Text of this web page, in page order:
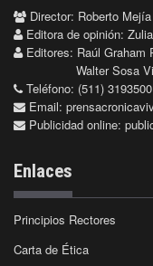
Director: Roberto
Editora de opinión:
Editores: Raúl Graham
Walter Sosa
Teléfono: (511) 3193500
Email:
Publicidad online:
Enlaces
Principios Rectores
Carta de Ética